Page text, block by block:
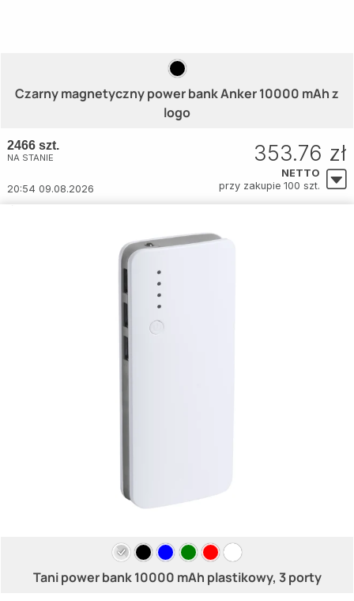
Czarny magnetyczny power bank Anker 10000 mAh z
logo
2466 szt.
NA STANIE
20:54 09.08.2026
353.76 zł
NETTO
przy zakupie 100 szt.
Tani power bank 10000 mAh plastikowy, 3 porty